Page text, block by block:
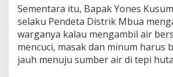
Sementara itu, Bapak Yones
selaku Pendeta Distrik Mbua
warganya kalau mengambil air
mencuci, masak dan minum harus
jauh menuju sumber air di tepi